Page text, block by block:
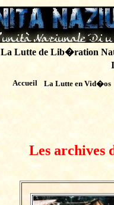
La Lutte de Lib�ration
Accueil La Lutte en Vid�os
Les archives